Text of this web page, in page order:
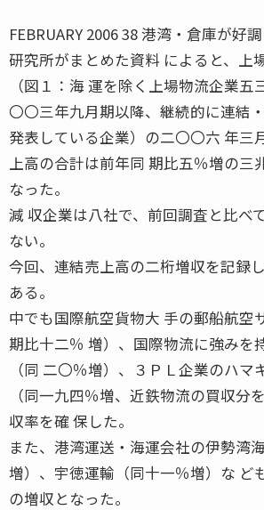
FEBRUARY 2006 38 港湾・倉庫が好
研究所がまとめた資料 によると、上
（図１：海 運を除く上場物流企業五
〇〇三年九月期以降、継続的に連結
発表している企業）の二〇〇六 年三
上高の合計は前年同 期比五％増の三
なった。
減 収企業は八社で、前回調査と比べ
ない。
今回、連結売上高の二桁増収を記録
ある。
中でも国際航空貨物大 手の郵船航空
期比十二％ 増）、国際物流に強みを
（同 二〇％増）、３ＰＬ企業のハマ
（同一九四％増、近鉄物流の買収分
収率を確 保した。
また、港湾運送・海運会社の伊勢湾
増）、宇徳運輸（同十一％増）な ど
の増収となった。